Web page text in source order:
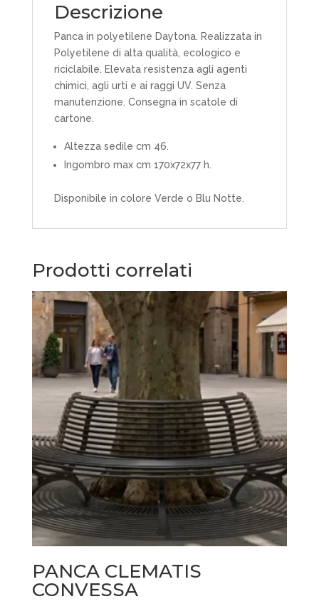
Descrizione
Panca in polyetilene Daytona. Realizzata in
Polyetilene di alta qualità, ecologico e
riciclabile. Elevata resistenza agli agenti
chimici, agli urti e ai raggi UV. Senza
manutenzione. Consegna in scatole di
cartone.
Altezza sedile cm 46.
Ingombro max cm 170x72x77 h.
Disponibile in colore Verde o Blu Notte.
Prodotti correlati
PANCA CLEMATIS
CONVESSA